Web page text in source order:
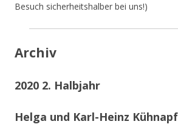
Besuch sicherheitshalber bei uns!)
Archiv
2020 2. Halbjahr
Helga und Karl-Heinz